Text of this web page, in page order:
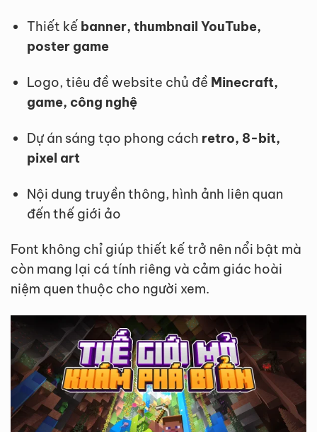
Thiết kế banner, thumbnail YouTube,
poster game
Logo, tiêu đề website chủ đề Minecraft,
game, công nghệ
Dự án sáng tạo phong cách retro, 8-bit,
pixel art
Nội dung truyền thông, hình ảnh liên quan
đến thế giới ảo
Font không chỉ giúp thiết kế trở nên nổi bật mà
còn mang lại cá tính riêng và cảm giác hoài
niệm quen thuộc cho người xem.